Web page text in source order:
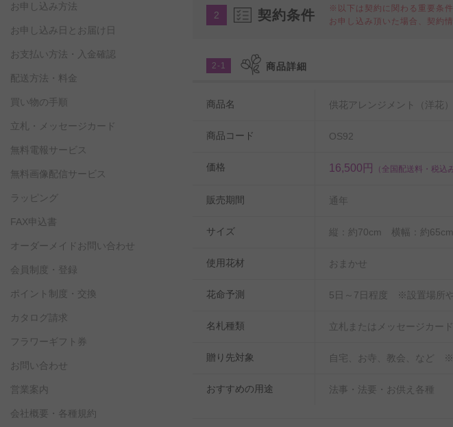
2 契約条件
※以下は契約に関わる重要条件
お申し込み頂いた場合、契約
2-1 商品詳細
商品名 供花アレンジメント（洋
商品コード OS92
価格 16,500円 （全国配送料・税込
販売期間 通年
サイズ 縦：約70cm 横幅：約65cm
使用花材 おまかせ
花命予測 5日～7日程度 ※設置場所や
名札種類 立札またはメッセージカード
贈り先対象 自宅、お寺、教会、など ※
おすすめの用途 法事・法要・お供え各種
お申し込み方法
お申し込み日とお届け日
お支払い方法・入金確認
配送方法・料金
買い物の手順
立札・メッセージカード
無料電報サービス
無料画像配信サービス
ラッピング
FAX申込書
オーダーメイドお問い合わせ
会員制度・登録
ポイント制度・交換
カタログ請求
フラワーギフト券
お問い合わせ
営業案内
会社概要・各種規約